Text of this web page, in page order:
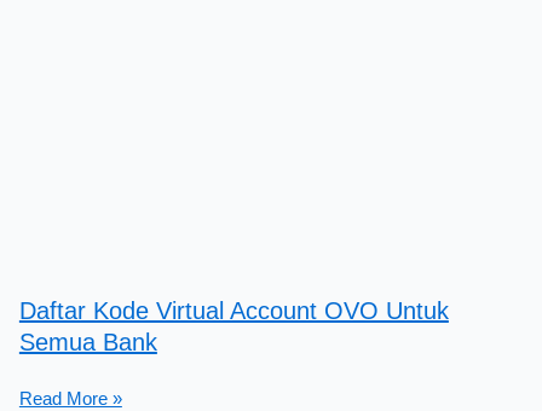
Daftar Kode Virtual Account OVO Untuk
Semua Bank
Read More »